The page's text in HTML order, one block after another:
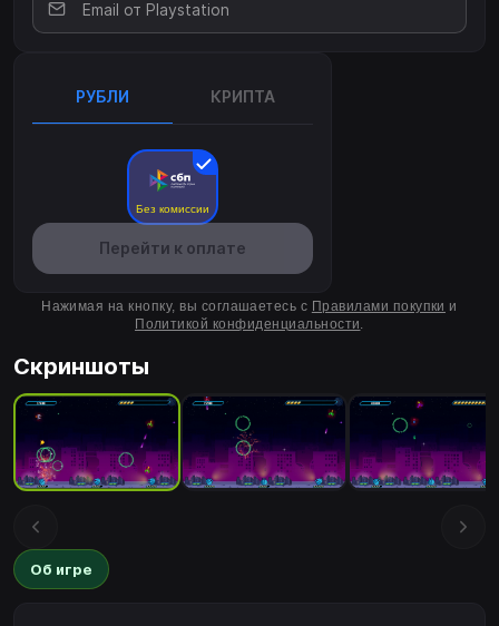
РУБЛИ КРИПТА
Без комиссии
Перейти к оплате
Нажимая на кнопку, вы соглашаетесь с Правилами покупки и
Политикой конфиденциальности.
Скриншоты
Об игре